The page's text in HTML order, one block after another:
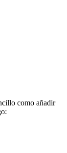
como añadir